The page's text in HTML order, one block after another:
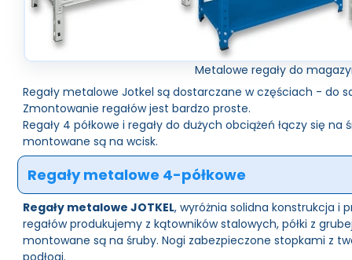
Metalowe regały do
Regały metalowe Jotkel są dostarczane w częściach - do
Zmontowanie regałów jest bardzo proste.
Regały 4 półkowe i regały do dużych obciążeń łączy się na
montowane są na wcisk.
Regały metalowe 4-półkowe
Regały metalowe JOTKEL, wyróżnia solidna konstrukcja i
regałów produkujemy z kątowników stalowych, półki z
montowane są na śruby. Nogi zabezpieczone stopkami z
podłogi.